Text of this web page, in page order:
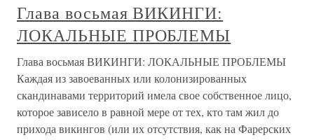
Глава восьмая ВИКИНГИ:
ЛОКАЛЬНЫЕ ПРОБЛЕМЫ
Глава восьмая ВИКИНГИ: ЛОКАЛЬНЫЕ ПРОБЛЕМЫ
Каждая из завоеванных или колонизированных
скандинавами территорий имела свое собственное лицо,
которое зависело в равной мере от тех, кто там жил до
прихода викингов (или их отсутствия, как на Фарерских